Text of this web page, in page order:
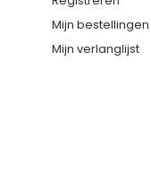
Mijn bestellingen
Mijn verlanglijst